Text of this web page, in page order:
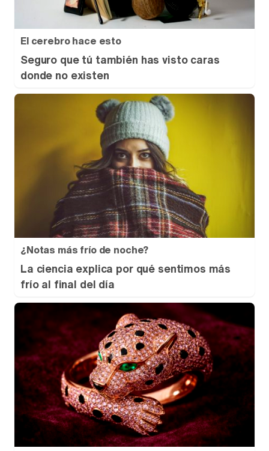
El cerebro hace esto
Seguro que tú también has visto caras
donde no existen
¿Notas más frío de noche?
La ciencia explica por qué sentimos más
frío al final del día